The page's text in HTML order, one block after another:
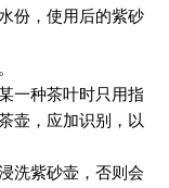
份，使用后的紫砂
种茶叶时只用指
壶，应加识别，以
紫砂壶，否则会